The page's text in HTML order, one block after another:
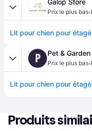
Galop Store
Prix le plus bas·
P Pet & Garden
Prix le plus bas·
Produits